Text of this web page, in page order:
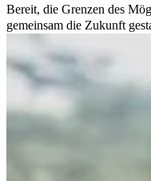
Bereit, die Grenzen des
gemeinsam die Zukunft